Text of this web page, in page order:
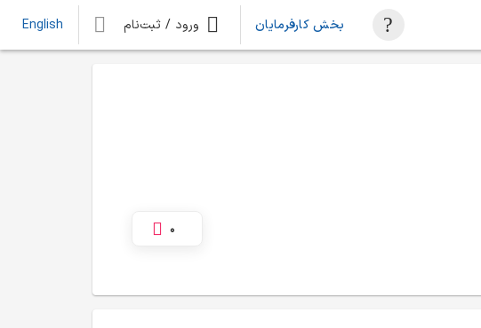
بخش کارفرمایان ورود / ثبت‌نام English
0